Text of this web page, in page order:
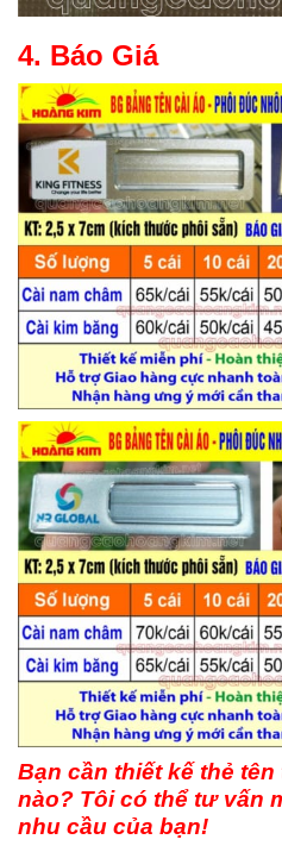
4. Báo Giá
Bạn cần thiết kế thẻ
nào? Tôi có thể tư vấn
nhu cầu của bạn!